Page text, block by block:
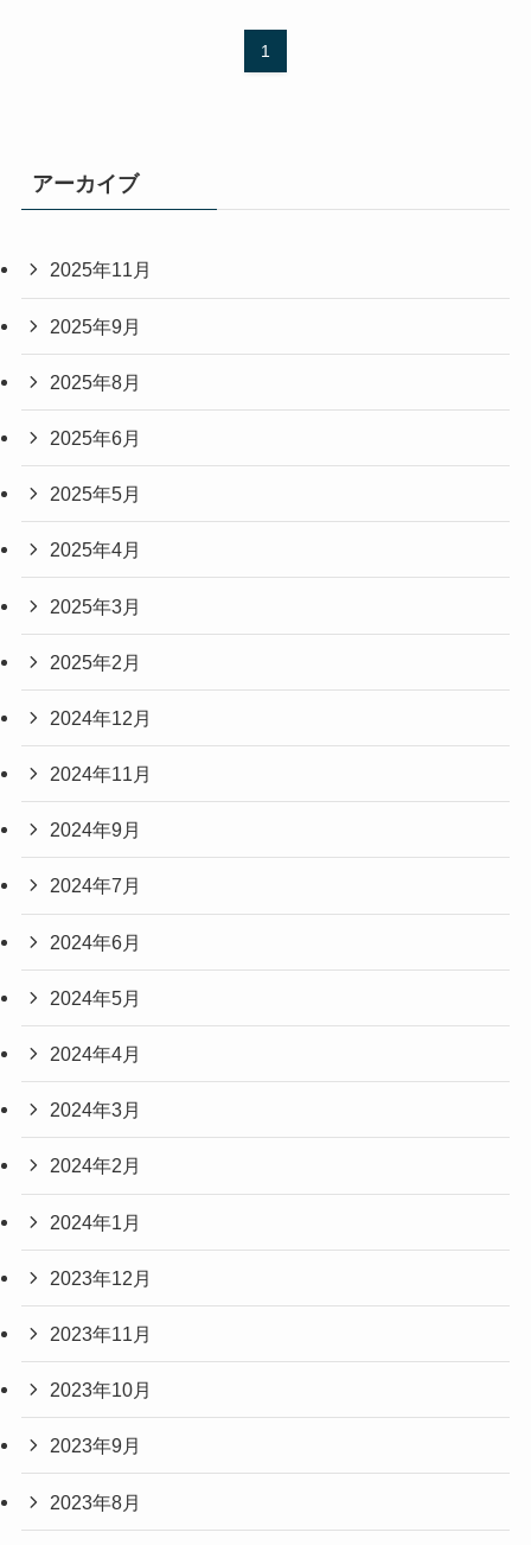
1
アーカイブ
2025年11月
2025年9月
2025年8月
2025年6月
2025年5月
2025年4月
2025年3月
2025年2月
2024年12月
2024年11月
2024年9月
2024年7月
2024年6月
2024年5月
2024年4月
2024年3月
2024年2月
2024年1月
2023年12月
2023年11月
2023年10月
2023年9月
2023年8月